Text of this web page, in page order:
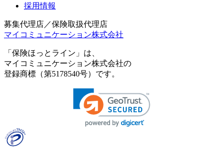
採用情報
募集代理店／保険取扱代理店
マイコミュニケーション株式会社
「保険ほっとライン」は、
マイコミュニケーション株式会社の
登録商標（第5178540号）です。